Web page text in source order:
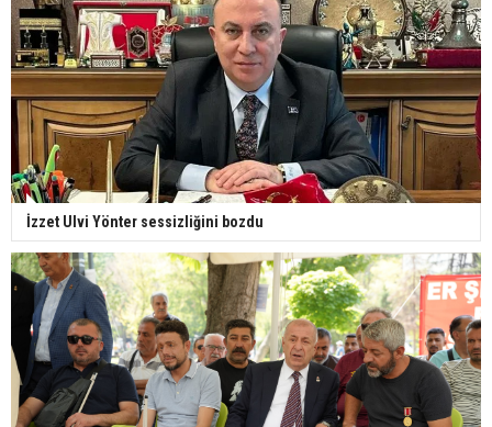
İzzet Ulvi Yönter sessizliğini bozdu